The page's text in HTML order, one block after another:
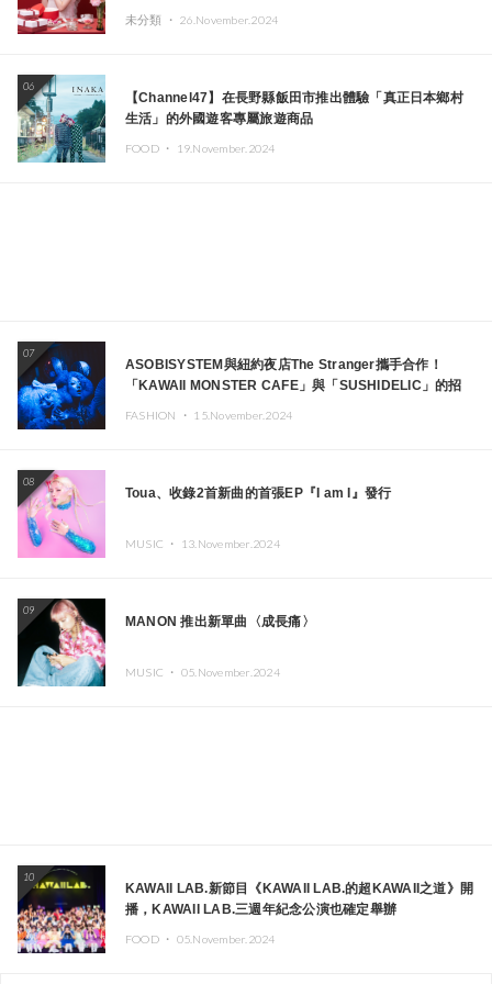
未分類 ・ 26.November.2024
06
【Channel47】在長野縣飯田市推出體驗「真正日本鄉村
生活」的外國遊客專屬旅遊商品
FOOD ・ 19.November.2024
07
ASOBISYSTEM與紐約夜店The Stranger攜手合作！
「KAWAII MONSTER CAFE」與「SUSHIDELIC」的招
FASHION ・ 15.November.2024
08
Toua、收錄2首新曲的首張EP『I am I』發行
MUSIC ・ 13.November.2024
09
MANON 推出新單曲〈成長痛〉
MUSIC ・ 05.November.2024
10
KAWAII LAB.新節目《KAWAII LAB.的超KAWAII之道》開
播，KAWAII LAB.三週年紀念公演也確定舉辦
FOOD ・ 05.November.2024